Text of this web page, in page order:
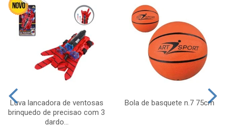
Luva lancadora de ventosas
brinquedo de precisao com 3
dardo...
Bola de basquete n.7 75cm